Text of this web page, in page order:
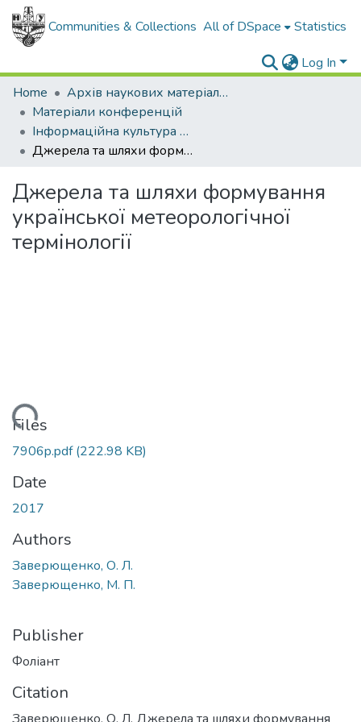
Communities & Collections All of DSpace Statistics
Log In
Home
Архів наукових матеріалів
Матеріали конференцій
Інформаційна культура у просторі професійної комунікації
Джерела та шляхи формування української метеорологічної термінології
Джерела та шляхи формування
української метеорологічної
термінології
Loading...
Files
7906p.pdf(222.98 KB)
Date
2017
Authors
Заверющенко, О. Л.
Заверющенко, М. П.
Publisher
Фоліант
Citation